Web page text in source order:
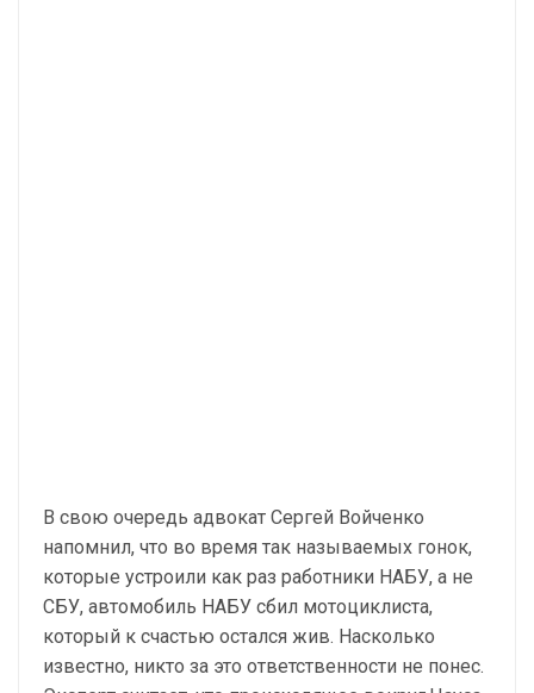
В свою очередь адвокат Сергей Войченко
напомнил, что во время так называемых гонок,
которые устроили как раз работники НАБУ, а не
СБУ, автомобиль НАБУ сбил мотоциклиста,
который к счастью остался жив. Насколько
известно, никто за это ответственности не понес.